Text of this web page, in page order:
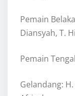
Pemain
Diansyah, T.
Pemain
Gelandang: H.